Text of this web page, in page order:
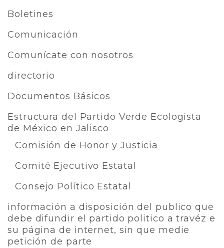
Boletines
Comunicación
Comunícate con nosotros
directorio
Documentos Básicos
Estructura del Partido Verde Ecologista
de México en Jalisco
Comisión de Honor y Justicia
Comité Ejecutivo Estatal
Consejo Político Estatal
información a disposición del publico que
debe difundir el partido politico a travéz e
su página de internet, sin que medie
petición de parte